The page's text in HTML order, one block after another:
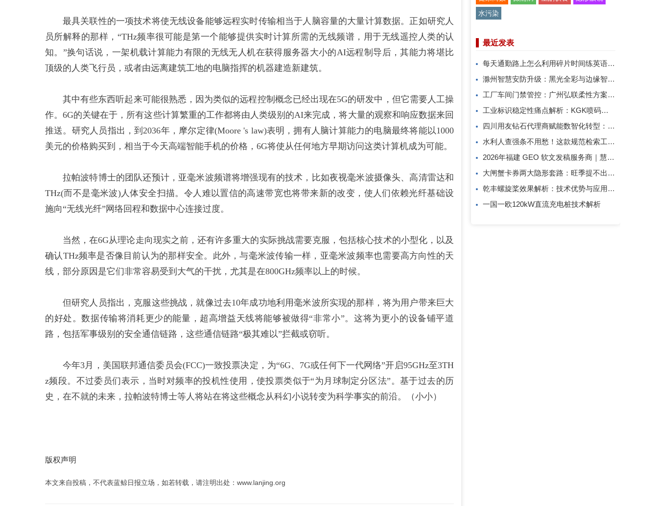
最具关联性的一项技术将使无线设备能够远程实时传输相当于人脑容量的大量计算数据。正如研究人
员所解释的那样，“THz频率很可能是第一个能够提供实时计算所需的无线频谱，用于无线遥控人类的认
知。”换句话说，一架机载计算能力有限的无线无人机在获得服务器大小的AI远程制导后，其能力将堪比
顶级的人类飞行员，或者由远离建筑工地的电脑指挥的机器建造新建筑。
其中有些东西听起来可能很熟悉，因为类似的远程控制概念已经出现在5G的研发中，但它需要人工操
作。6G的关键在于，所有这些计算繁重的工作都将由人类级别的AI来完成，将大量的观察和响应数据来回
推送。研究人员指出，到2036年，摩尔定律(Moore 's law)表明，拥有人脑计算能力的电脑最终将能以1000
美元的价格购买到，相当于今天高端智能手机的价格，6G将使从任何地方早期访问这类计算机成为可能。
拉帕波特博士的团队还预计，亚毫米波频谱将增强现有的技术，比如夜视毫米波摄像头、高清雷达和
THz(而不是毫米波)人体安全扫描。令人难以置信的高速带宽也将带来新的改变，使人们依赖光纤基础设
施向“无线光纤”网络回程和数据中心连接过度。
当然，在6G从理论走向现实之前，还有许多重大的实际挑战需要克服，包括核心技术的小型化，以及
确认THz频率是否像目前认为的那样安全。此外，与毫米波传输一样，亚毫米波频率也需要高方向性的天
线，部分原因是它们非常容易受到大气的干扰，尤其是在800GHz频率以上的时候。
但研究人员指出，克服这些挑战，就像过去10年成功地利用毫米波所实现的那样，将为用户带来巨大
的好处。数据传输将消耗更少的能量，超高增益天线将能够被做得“非常小”。这将为更小的设备铺平道
路，包括军事级别的安全通信链路，这些通信链路“极其难以”拦截或窃听。
今年3月，美国联邦通信委员会(FCC)一致投票决定，为“6G、7G或任何下一代网络”开启95GHz至3TH
z频段。不过委员们表示，当时对频率的投机性使用，使投票类似于“为月球制定分区法”。基于过去的历
史，在不就的未来，拉帕波特博士等人将站在将这些概念从科幻小说转变为科学事实的前沿。（小小）
版权声明
本文来自投稿，不代表蓝鲸日报立场，如若转载，请注明出处：www.lanjing.org
水污染
最近发表
每天通勤路上怎么利用碎片时间练英语口语？
滁州智慧安防升级：黑光全彩与边缘智算方案解析
工厂车间门禁管控：广州弘联柔性方案解析
工业标识稳定性痛点解析：KGK喷码技术的应对逻辑
四川用友钻石代理商赋能数智化转型：成都创跃科技的行业观察
水利人查强条不用愁！这款规范检索工具一键搞定
2026年福建 GEO 软文发稿服务商｜慧品宣：以 AI 技术赋能品牌全域传播
大闸蟹卡券两大隐形套路：旺季提不出、过期直接亏！
乾丰螺旋桨效果解析：技术优势与应用价值
一国一欧120kW直流充电桩技术解析